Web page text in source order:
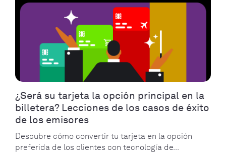
¿Será su tarjeta la opción principal en la
billetera? Lecciones de los casos de éxito
de los emisores
Descubre cómo convertir tu tarjeta en la opción
preferida de los clientes con tecnología de...